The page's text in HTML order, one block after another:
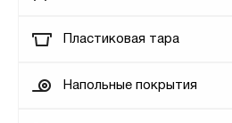
Пластиковая тара
Напольные покрытия